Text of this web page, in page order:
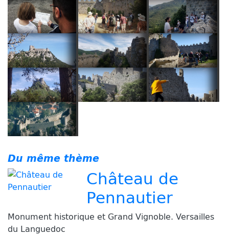
Du même thème
Château de
Pennautier
Monument historique et Grand Vignoble. Versailles
du Languedoc